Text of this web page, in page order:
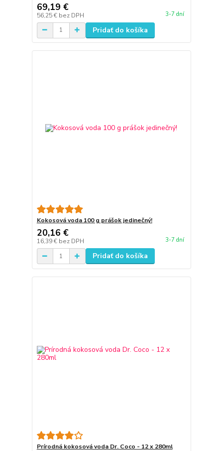
69,19 €
56,25 € bez DPH 3-7 dní
Pridať do košíka
Kokosová voda 100 g prášok jedinečný!
20,16 €
16,39 € bez DPH 3-7 dní
Pridať do košíka
Prírodná kokosová voda Dr. Coco - 12 x 280ml